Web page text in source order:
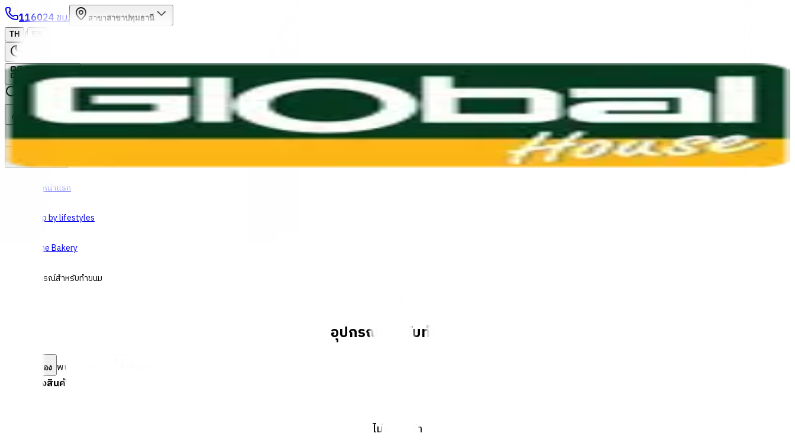
116024 ชม. สาขาสาขาปทุมธานี
TH
/ EN
หมวดหมู่สินค้า
ค้นหา
บัญชีของฉัน
Previous slide
หน้าแรก
Shop by lifestyles
Home Bakery
อุปกรณ์สำหรับทำขนม
อุปกรณ์สำหรับทำขนม
ตัวกรอง พบ
ตัวกรองสินค้า
ไม่พบสินค้า